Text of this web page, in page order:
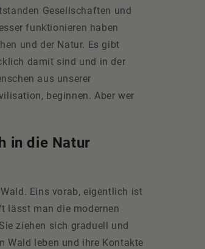
Gesellschaften und
funktionieren haben
und der Natur. Es gibt
damit sind und in der
aus unserer
beginnen. Aber wer
in die Natur
Eins vorab, eigentlich ist
lässt man die modernen
ziehen sich graduell und
leben und ihre Kontakte